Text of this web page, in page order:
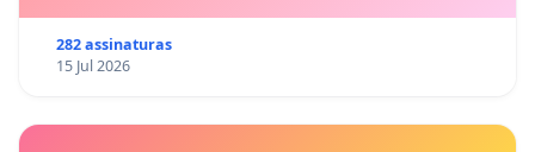
282 assinaturas
15 Jul 2026